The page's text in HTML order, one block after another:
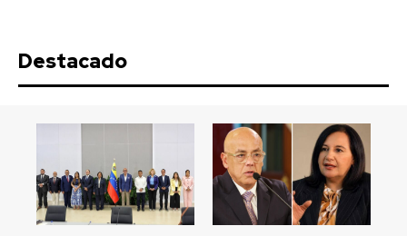
Destacado